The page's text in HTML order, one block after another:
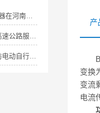
产
BA
变换
变流
电流
ARD3M智能电动机保护器在河南心连心化学工业集团的应用
安科瑞推出组合方案预防电动自行车火灾